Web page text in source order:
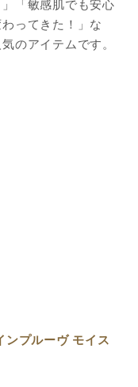
「敏感肌でも安心
ってきた！」な
のアイテムです。
ンプルーヴ モイス